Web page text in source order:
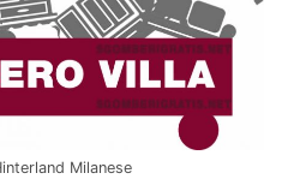
Milanese